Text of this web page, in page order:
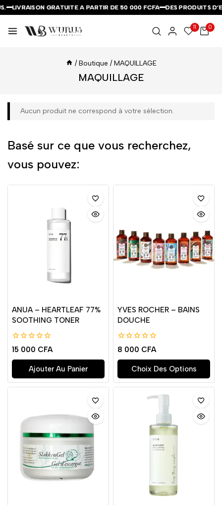
LIVRAISON GRATUITE A PARTIR DE 50 000 FCFA DES PRODUITS
LIVRAISON GRATUITE A PARTIR DE 50 000 FCFA DES PRODUITS
LIVRAISON GRATUITE A PARTIR DE 50 000 FCFA DES PRODUITS
11 0
/ Boutique / MAQUILLAGE
MAQUILLAGE
Aucun produit ne correspond à votre sélection.
Basé sur ce que vous recherchez,
vous pouvez:
ANUA – HEARTLEAF 77%
SOOTHING TONER
0
de
5
15 000 CFA
Ajouter Au Panier
YVES ROCHER – BAINS
DOUCHE
0
de
5
8 000 CFA
Choix Des Options